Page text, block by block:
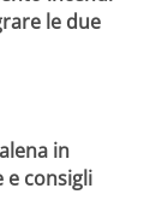
le due
in
e consigli